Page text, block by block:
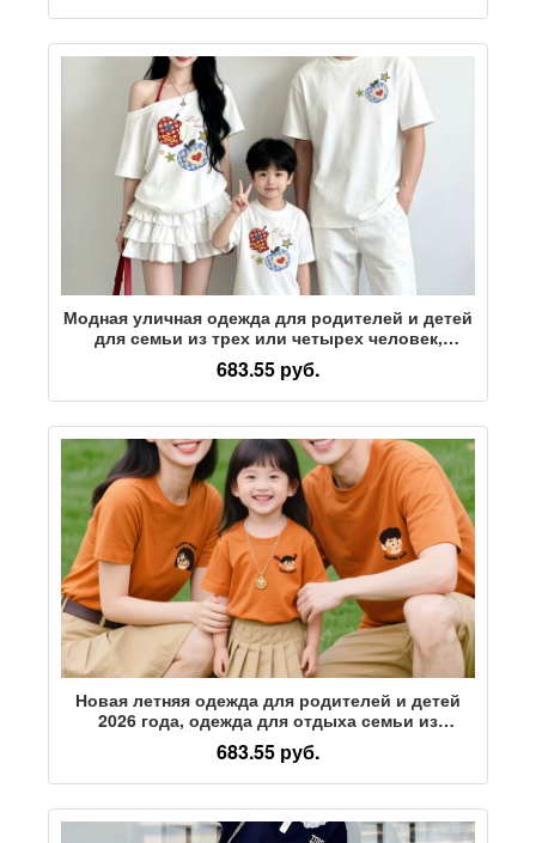
короткими рукавами, тренд
Модная уличная одежда для родителей и детей
для семьи из трех или четырех человек,
новинка 2026 года, летняя футболка с
короткими рукавами для отдыха на море.
683.55 руб.
Новая летняя одежда для родителей и детей
2026 года, одежда для отдыха семьи из
четырех человек, мать, дочь, ребенок, братья и
сестры, детская хлопковая футболка с
короткими рукавами
683.55 руб.